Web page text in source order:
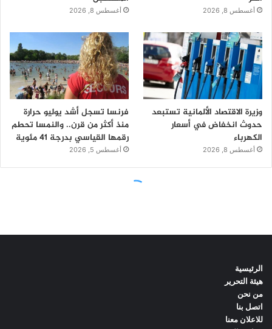
الرئيسية
هيئة التحرير
من نحن
اتصل بنا
للاعلان معنا